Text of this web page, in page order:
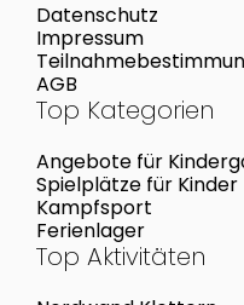
Datenschutz
Impressum
AGB
Top Kategorien
Angebote für
Spielplätze für Kinder
Kampfsport
Ferienlager
Top Aktivitäten